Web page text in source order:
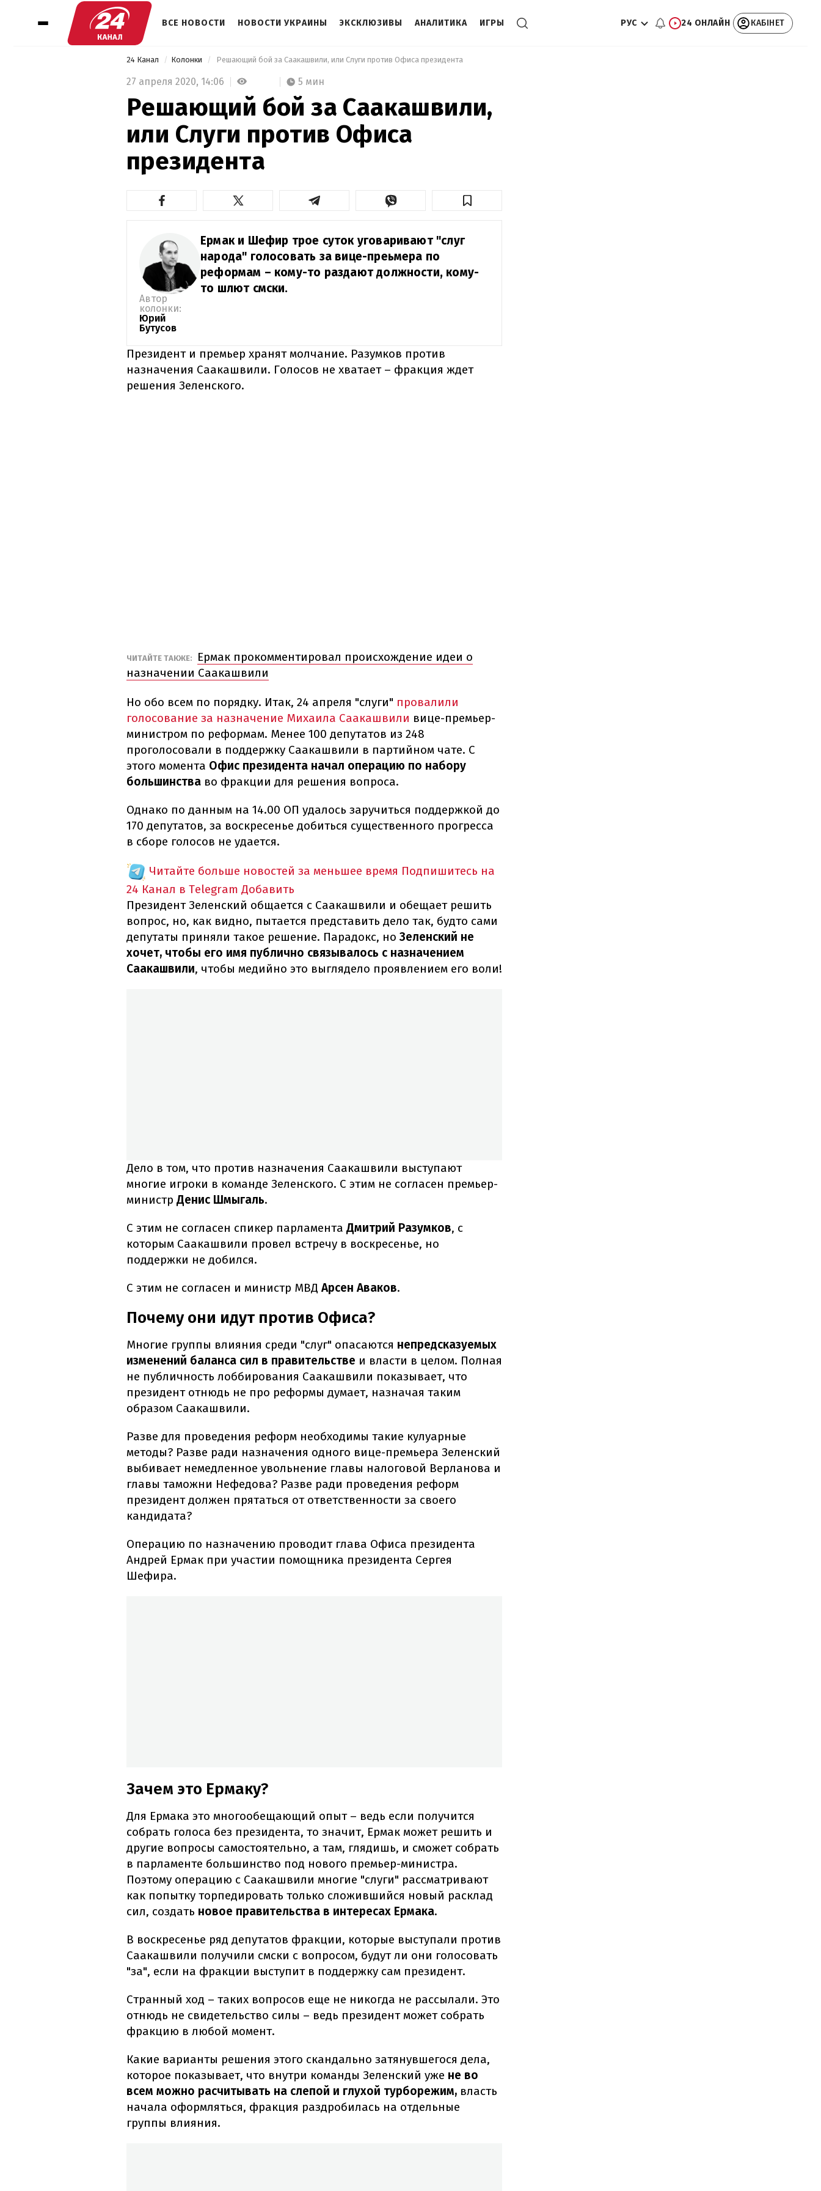
ВСЕ НОВОСТИ НОВОСТИ УКРАИНЫ ЭКСКЛЮЗИВЫ АНАЛИТИКА ИГРЫ РУС 24 ОНЛАЙН КАБІНЕТ
24 Канал Колонки Решающий бой за Саакашвили, или Слуги против Офиса президента
27 апреля 2020, 14:06 5 мин
Решающий бой за Саакашвили,
или Слуги против Офиса
президента
Автор
колонки:
Юрий
Бутусов
Ермак и Шефир трое суток уговаривают "слуг
народа" голосовать за вице-преьмера по
реформам – кому-то раздают должности, кому-
то шлют смски.
Президент и премьер хранят молчание. Разумков против
назначения Саакашвили. Голосов не хватает – фракция ждет
решения Зеленского.
ЧИТАЙТЕ ТАКЖЕ:
Ермак прокомментировал происхождение идеи о
назначении Саакашвили
Но обо всем по порядку. Итак, 24 апреля "слуги" провалили
голосование за назначение Михаила Саакашвили вице-премьер-
министром по реформам. Менее 100 депутатов из 248
проголосовали в поддержку Саакашвили в партийном чате. С
этого момента Офис президента начал операцию по набору
большинства во фракции для решения вопроса.
Однако по данным на 14.00 ОП удалось заручиться поддержкой до
170 депутатов, за воскресенье добиться существенного прогресса
в сборе голосов не удается.
Читайте больше новостей за меньшее время Подпишитесь на
24 Канал в Telegram Добавить
Президент Зеленский общается с Саакашвили и обещает решить
вопрос, но, как видно, пытается представить дело так, будто сами
депутаты приняли такое решение. Парадокс, но Зеленский не
хочет, чтобы его имя публично связывалось с назначением
Саакашвили, чтобы медийно это выглядело проявлением его воли!
Дело в том, что против назначения Саакашвили выступают
многие игроки в команде Зеленского. С этим не согласен премьер-
министр Денис Шмыгаль.
С этим не согласен спикер парламента Дмитрий Разумков, с
которым Саакашвили провел встречу в воскресенье, но
поддержки не добился.
С этим не согласен и министр МВД Арсен Аваков.
Почему они идут против Офиса?
Многие группы влияния среди "слуг" опасаются непредсказуемых
изменений баланса сил в правительстве и власти в целом. Полная
не публичность лоббирования Саакашвили показывает, что
президент отнюдь не про реформы думает, назначая таким
образом Саакашвили.
Разве для проведения реформ необходимы такие кулуарные
методы? Разве ради назначения одного вице-премьера Зеленский
выбивает немедленное увольнение главы налоговой Верланова и
главы таможни Нефедова? Разве ради проведения реформ
президент должен прятаться от ответственности за своего
кандидата?
Операцию по назначению проводит глава Офиса президента
Андрей Ермак при участии помощника президента Сергея
Шефира.
Зачем это Ермаку?
Для Ермака это многообещающий опыт – ведь если получится
собрать голоса без президента, то значит, Ермак может решить и
другие вопросы самостоятельно, а там, глядишь, и сможет собрать
в парламенте большинство под нового премьер-министра.
Поэтому операцию с Саакашвили многие "слуги" рассматривают
как попытку торпедировать только сложившийся новый расклад
сил, создать новое правительства в интересах Ермака.
В воскресенье ряд депутатов фракции, которые выступали против
Саакашвили получили смски с вопросом, будут ли они голосовать
"за", если на фракции выступит в поддержку сам президент.
Странный ход – таких вопросов еще не никогда не рассылали. Это
отнюдь не свидетельство силы – ведь президент может собрать
фракцию в любой момент.
Какие варианты решения этого скандально затянувшегося дела,
которое показывает, что внутри команды Зеленский уже не во
всем можно расчитывать на слепой и глухой турборежим, власть
начала оформляться, фракция раздробилась на отдельные
группы влияния.